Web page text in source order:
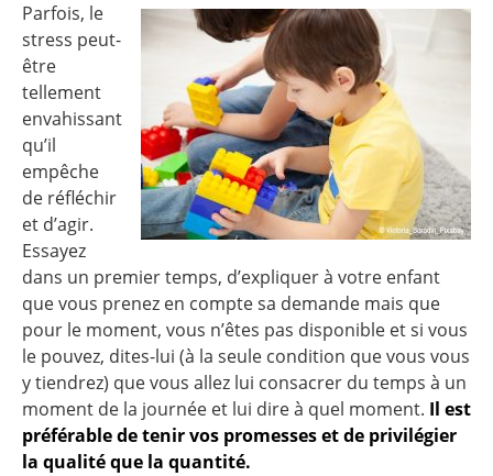
Parfois, le
stress peut-
être
tellement
envahissant
qu’il
empêche
de réfléchir
et d’agir.
Essayez
dans un premier temps, d’expliquer à votre enfant
que vous prenez en compte sa demande mais que
pour le moment, vous n’êtes pas disponible et si vous
le pouvez, dites-lui (à la seule condition que vous vous
y tiendrez) que vous allez lui consacrer du temps à un
moment de la journée et lui dire à quel moment. Il est
préférable de tenir vos promesses et de privilégier
la qualité que la quantité.